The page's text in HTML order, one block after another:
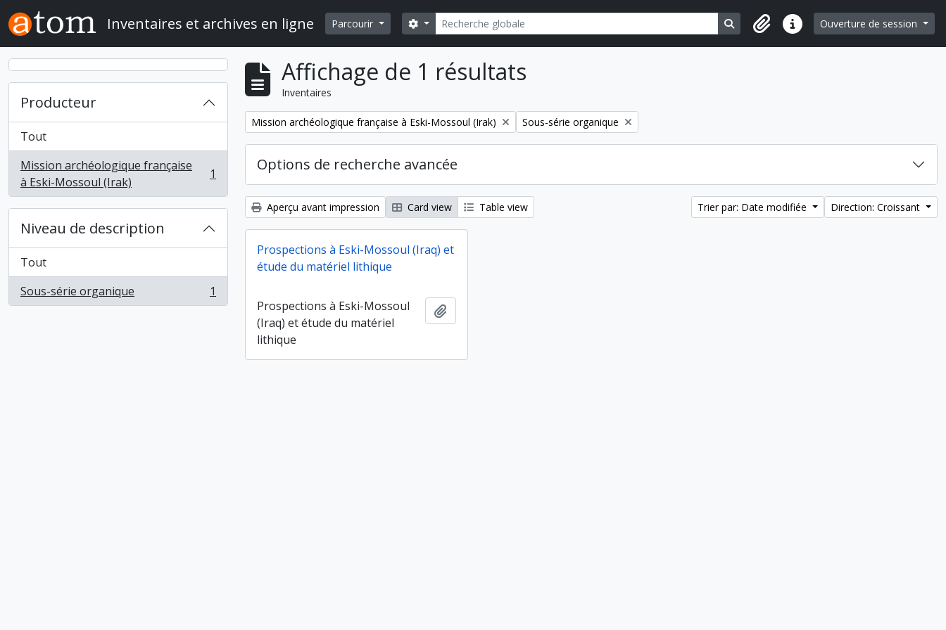
Skip to main content
Inventaires et archives en ligne Parcourir Rechercher
Search options Search in browse page
Liens rapidesOuverture de session
Producteur
Tout
Mission archéologique française
à Eski-Mossoul (Irak)
, 1 résultats 1
Niveau de description
Tout
Sous-série organique
, 1 résultats 1
Affichage de 1 résultats
Inventaires
Remove filter:
Mission archéologique française à Eski-Mossoul (Irak) Remove filter:
Sous-série organique
Options de recherche avancée
Aperçu avant impression Card view Table view Trier par: Date modifiée Direction: Croissant
Prospections à Eski-Mossoul (Iraq) et
étude du matériel lithique
Prospections à Eski-Mossoul
(Iraq) et étude du matériel
lithique